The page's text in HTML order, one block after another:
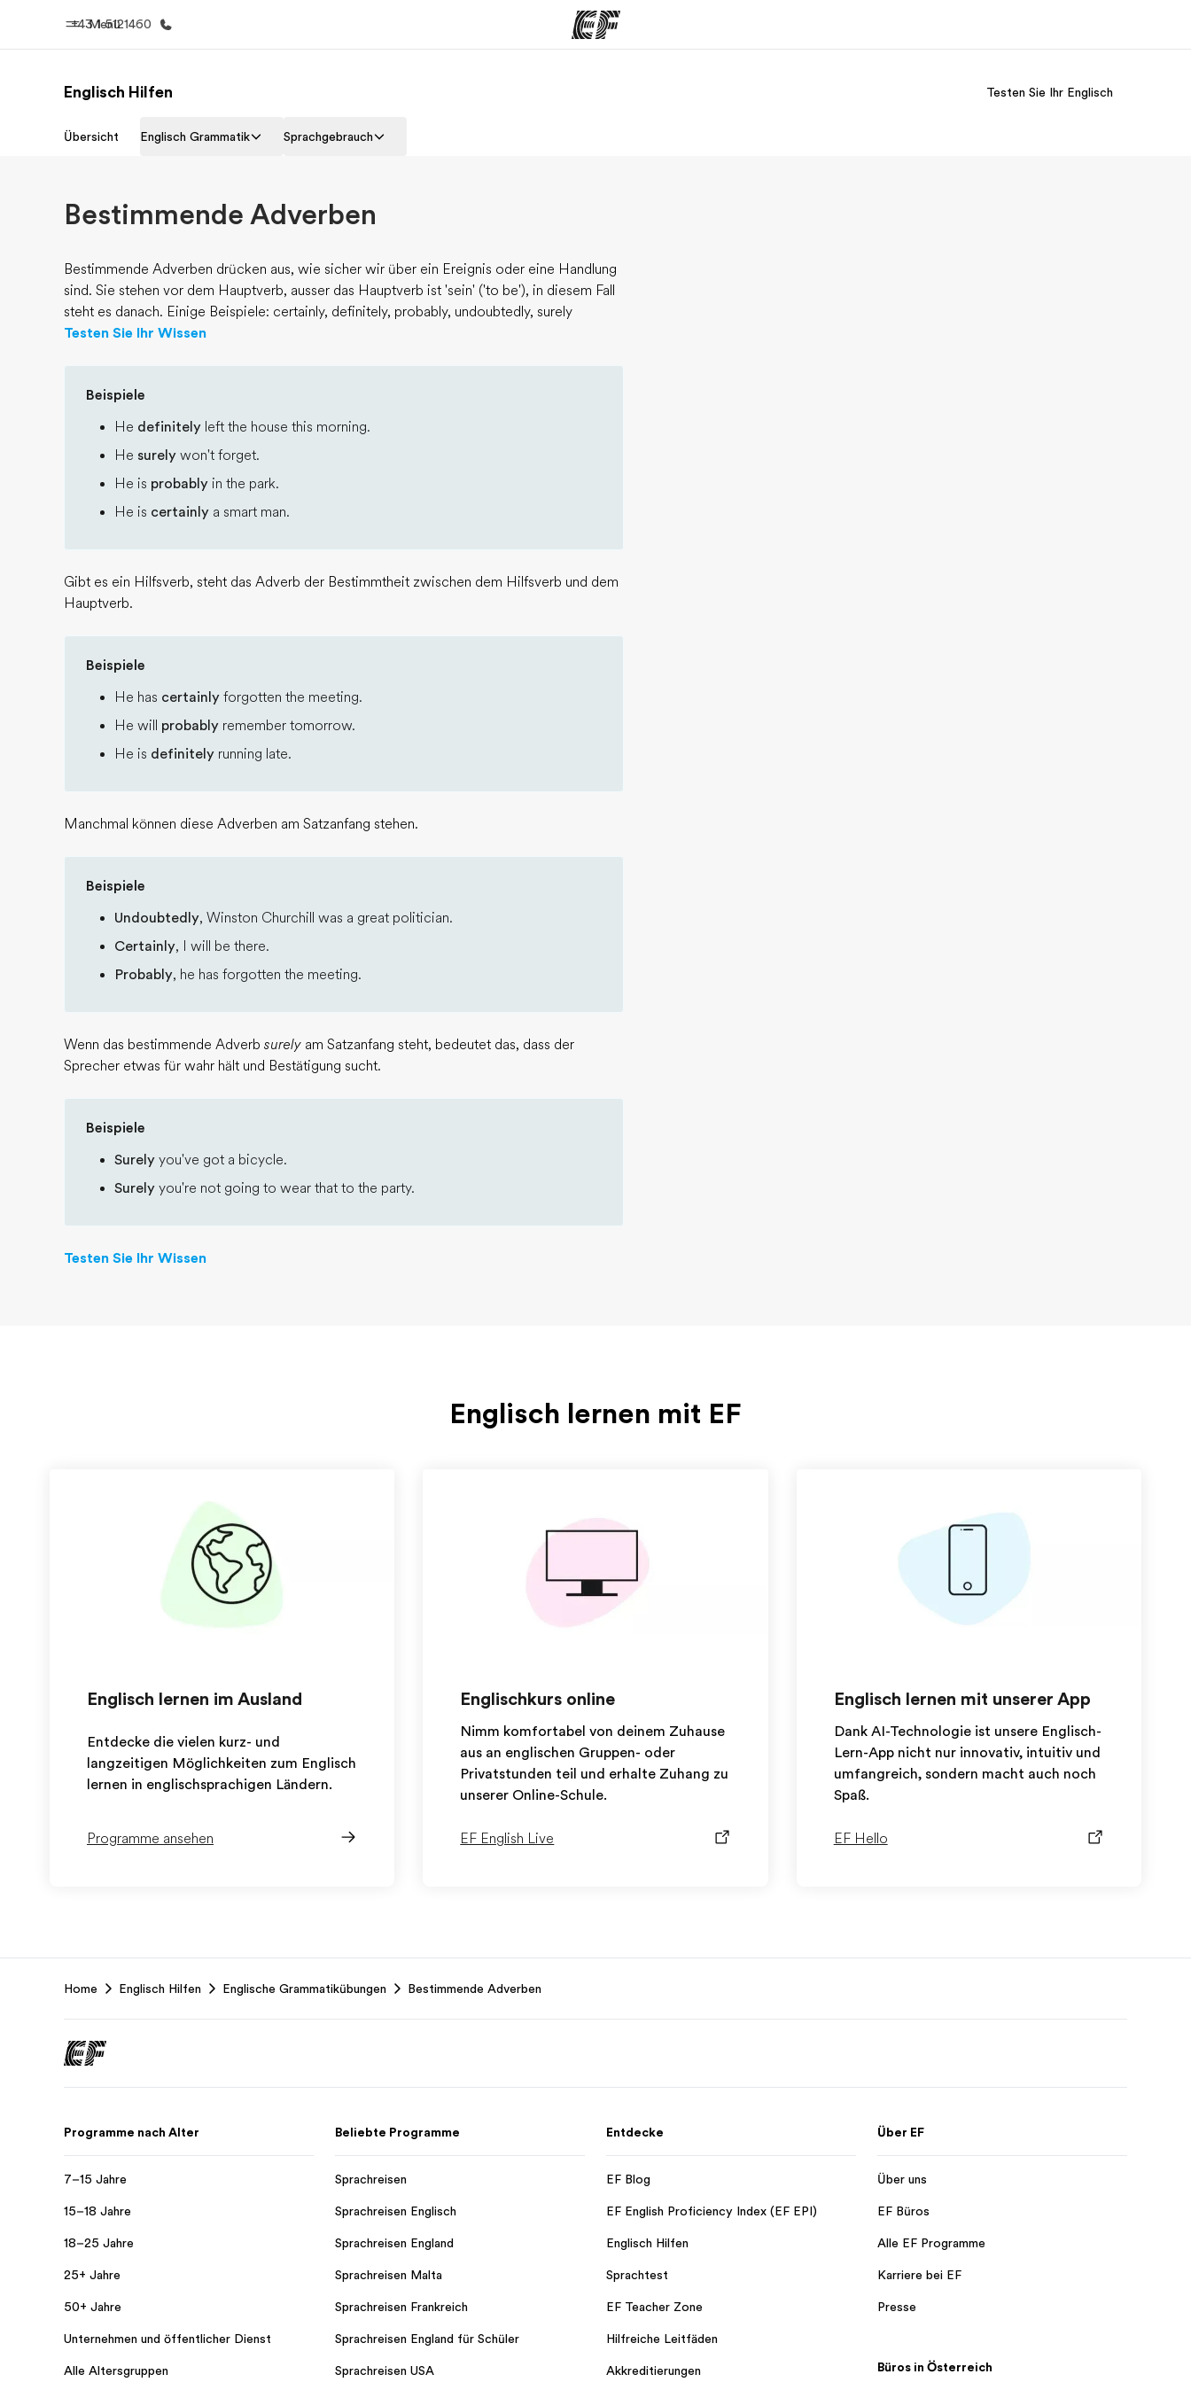
Menü
+43 1 5121460
Home Programme
Englisch Hilfen Testen Sie Ihr Englisch
Übersicht Englisch Grammatik Sprachgebrauch
Bestimmende Adverben
Bestimmende Adverben drücken aus, wie sicher wir über ein Ereignis oder eine Handlung
sind. Sie stehen vor dem Hauptverb, ausser das Hauptverb ist 'sein' ('to be'), in diesem Fall
steht es danach. Einige Beispiele: certainly, definitely, probably, undoubtedly, surely
Testen Sie Ihr Wissen
Beispiele
He definitely left the house this morning.
He surely won't forget.
He is probably in the park.
He is certainly a smart man.
Gibt es ein Hilfsverb, steht das Adverb der Bestimmtheit zwischen dem Hilfsverb und dem
Hauptverb.
Beispiele
He has certainly forgotten the meeting.
He will probably remember tomorrow.
He is definitely running late.
Manchmal können diese Adverben am Satzanfang stehen.
Beispiele
Undoubtedly, Winston Churchill was a great politician.
Certainly, I will be there.
Probably, he has forgotten the meeting.
Wenn das bestimmende Adverb surely am Satzanfang steht, bedeutet das, dass der
Sprecher etwas für wahr hält und Bestätigung sucht.
Beispiele
Surely you've got a bicycle.
Surely you're not going to wear that to the party.
Testen Sie Ihr Wissen
Englisch lernen mit EF
Englisch lernen im Ausland
Entdecke die vielen kurz- und
langzeitigen Möglichkeiten zum Englisch
lernen in englischsprachigen Ländern.
Programme ansehen
Englischkurs online
Nimm komfortabel von deinem Zuhause
aus an englischen Gruppen- oder
Privatstunden teil und erhalte Zuhang zu
unserer Online-Schule.
EF English Live
Englisch lernen mit unserer App
Dank AI-Technologie ist unsere Englisch-
Lern-App nicht nur innovativ, intuitiv und
umfangreich, sondern macht auch noch
Spaß.
EF Hello
Home Englisch Hilfen Englische Grammatikübungen Bestimmende Adverben
Programme nach Alter
7–15 Jahre
15–18 Jahre
18–25 Jahre
25+ Jahre
50+ Jahre
Unternehmen und öffentlicher Dienst
Alle Altersgruppen
Beliebte Programme
Sprachreisen
Sprachreisen Englisch
Sprachreisen England
Sprachreisen Malta
Sprachreisen Frankreich
Sprachreisen England für Schüler
Sprachreisen USA
Entdecke
EF Blog
EF English Proficiency Index (EF EPI)
Englisch Hilfen
Sprachtest
EF Teacher Zone
Hilfreiche Leitfäden
Akkreditierungen
Über EF
Über uns
EF Büros
Alle EF Programme
Karriere bei EF
Presse
Büros in Österreich